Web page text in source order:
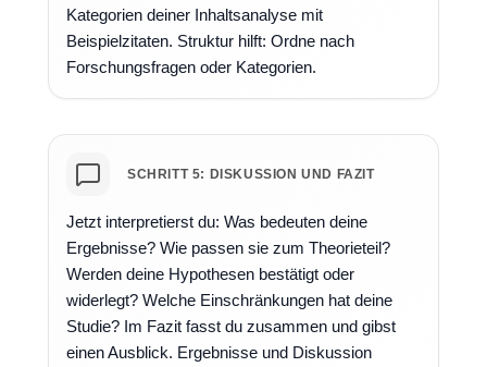
Kategorien deiner Inhaltsanalyse mit
Beispielzitaten. Struktur hilft: Ordne nach
Forschungsfragen oder Kategorien.
SCHRITT 5: DISKUSSION UND FAZIT
Jetzt interpretierst du: Was bedeuten deine
Ergebnisse? Wie passen sie zum Theorieteil?
Werden deine Hypothesen bestätigt oder
widerlegt? Welche Einschränkungen hat deine
Studie? Im Fazit fasst du zusammen und gibst
einen Ausblick. Ergebnisse und Diskussion